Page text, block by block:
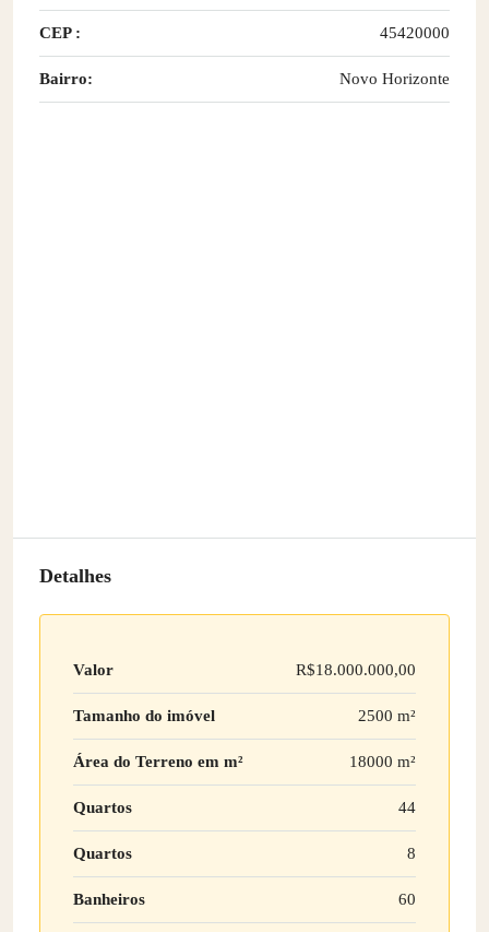
CEP : 45420000
Bairro: Novo Horizonte
Detalhes
Valor R$18.000.000,00
Tamanho do imóvel 2500 m²
Área do Terreno em m² 18000 m²
Quartos 44
Quartos 8
Banheiros 60